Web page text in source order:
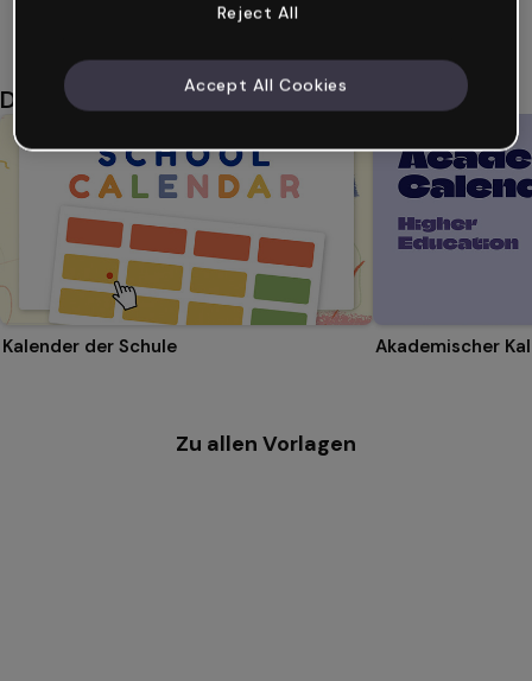
Das könnte dir auch gefallen
Kalender der Schule
Zu allen Vorlagen
Reject All
Accept All Cookies